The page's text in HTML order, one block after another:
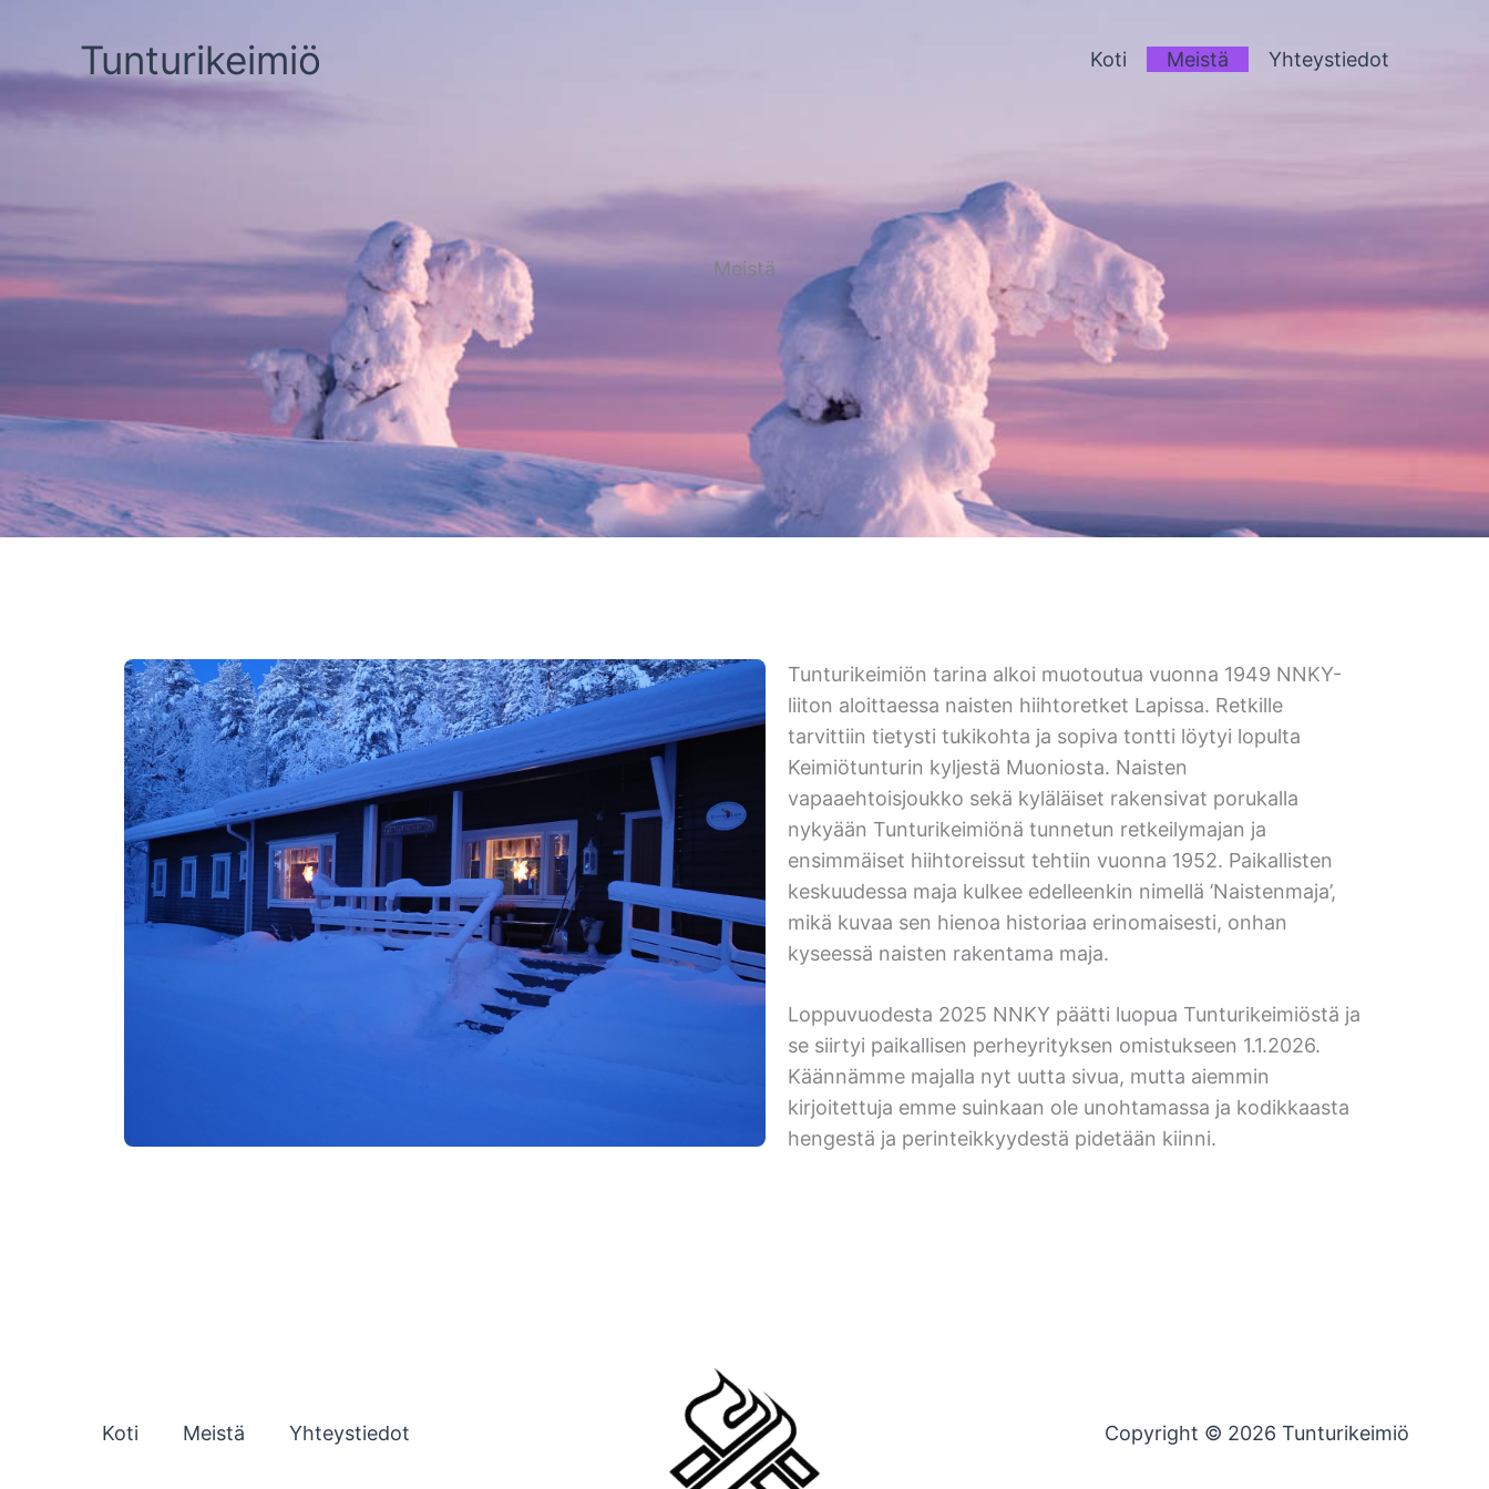
sisältöönTunturikeimiö Koti Meistä Yhteystiedot
Meistä
Tunturikeimiön tarina alkoi muotoutua vuonna 1949 NNKY-
liiton aloittaessa naisten hiihtoretket Lapissa. Retkille
tarvittiin tietysti tukikohta ja sopiva tontti löytyi lopulta
Keimiötunturin kyljestä Muoniosta. Naisten
vapaaehtoisjoukko sekä kyläläiset rakensivat porukalla
nykyään Tunturikeimiönä tunnetun retkeilymajan ja
ensimmäiset hiihtoreissut tehtiin vuonna 1952. Paikallisten
keskuudessa maja kulkee edelleenkin nimellä ’Naistenmaja’,
mikä kuvaa sen hienoa historiaa erinomaisesti, onhan
kyseessä naisten rakentama maja.
Loppuvuodesta 2025 NNKY päätti luopua Tunturikeimiöstä ja
se siirtyi paikallisen perheyrityksen omistukseen 1.1.2026.
Käännämme majalla nyt uutta sivua, mutta aiemmin
kirjoitettuja emme suinkaan ole unohtamassa ja kodikkaasta
hengestä ja perinteikkyydestä pidetään kiinni.
Koti Meistä Yhteystiedot Copyright © 2026 Tunturikeimiö